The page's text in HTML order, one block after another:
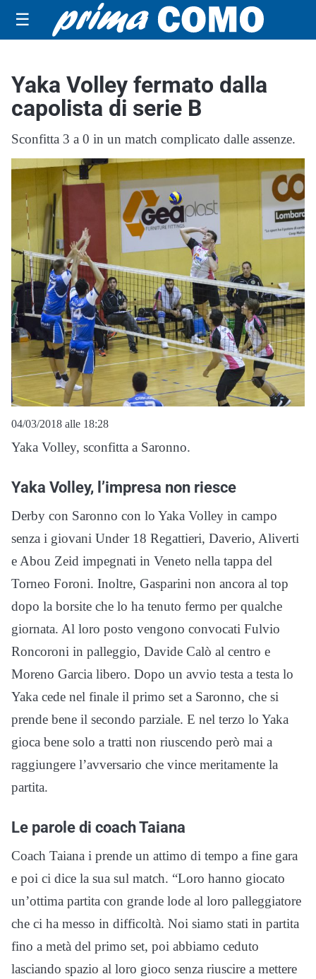
☰
Yaka Volley fermato dalla
capolista di serie B
Sconfitta 3 a 0 in un match complicato dalle assenze.
04/03/2018 alle 18:28
Yaka Volley, sconfitta a Saronno.
Yaka Volley, l’impresa non riesce
Derby con Saronno con lo Yaka Volley in campo
senza i giovani Under 18 Regattieri, Daverio, Aliverti
e Abou Zeid impegnati in Veneto nella tappa del
Torneo Foroni. Inoltre, Gasparini non ancora al top
dopo la borsite che lo ha tenuto fermo per qualche
giornata. Al loro posto vengono convocati Fulvio
Roncoroni in palleggio, Davide Calò al centro e
Moreno Garcia libero. Dopo un avvio testa a testa lo
Yaka cede nel finale il primo set a Saronno, che si
prende bene il secondo parziale. E nel terzo lo Yaka
gioca bene solo a tratti non riuscendo però mai a
raggiungere l’avversario che vince meritamente la
partita.
Le parole di coach Taiana
Coach Taiana i prende un attimo di tempo a fine gara
e poi ci dice la sua sul match. “Loro hanno giocato
un’ottima partita con grande lode al loro palleggiatore
che ci ha messo in difficoltà. Noi siamo stati in partita
fino a metà del primo set, poi abbiamo ceduto
lasciando spazio al loro gioco senza riuscire a mettere